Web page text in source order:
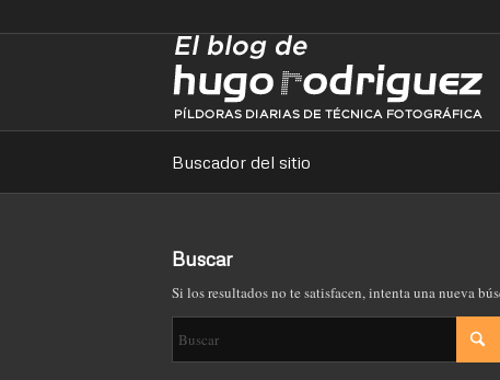
Buscador del sitio
Buscar
Si los resultados no te satisfacen, intenta una nueva